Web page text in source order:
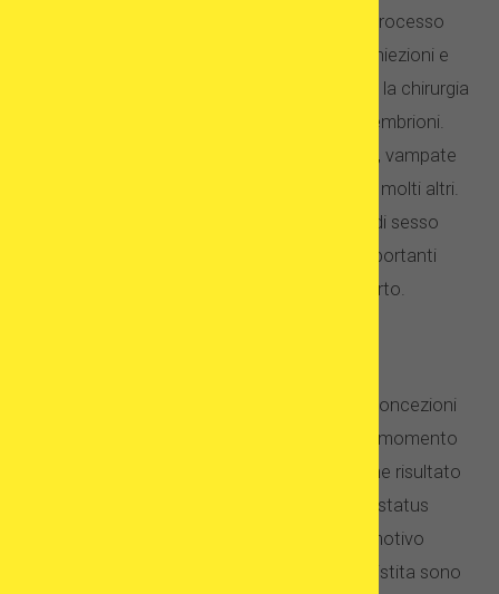
salute fisica. La fecondazione in vitro è un processo
medico che richiede farmaci per la fertilità, iniezioni e
procedure mediche serie, come ad esempio la chirurgia
per il recupero degli ovuli ei trasferimenti di embrioni.
Implica anche effetti collaterali: mal di testa, vampate
di calore, sbalzi d’umore, aumento di peso e molti altri.
Tuttavia, per la maggior parte delle pazienti di sesso
femminile, questi sacrifici fisici non sono importanti
finché riescono a vivere la gravidanza e il parto.
Anche qui la decisione è ovvia: secondo le concezioni
tradizionali (cristiane), la vita umana inizia al momento
del concepimento e dovrebbe avvenire come risultato
di un processo naturale. L’embrione ha uno status
morale come essere umano, e per questo motivo
quasi tutte le tecnologie di riproduzione assistita sono